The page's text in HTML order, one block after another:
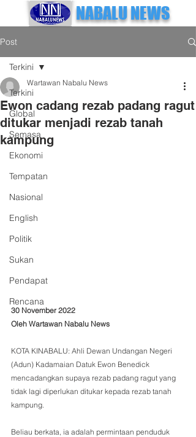
NABALU NEWS
Post
Terkini
Global
Semasa
Ekonomi
Tempatan
Nasional
English
Politik
Sukan
Pendapat
Rencana
Terkini
Ewon cadang rezab padang ragut
ditukar menjadi rezab tanah
kampung
Wartawan Nabalu News
30 November 2022
Oleh Wartawan Nabalu News
KOTA KINABALU: Ahli Dewan Undangan Negeri
(Adun) Kadamaian Datuk Ewon Benedick
mencadangkan supaya rezab padang ragut yang
tidak lagi diperlukan ditukar kepada rezab tanah
kampung.
Beliau berkata, ia adalah permintaan penduduk